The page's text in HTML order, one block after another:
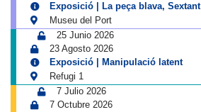
Exposició | La peça blava, Sextant
Museu del Port
25 Junio 2026
23 Agosto 2026
Exposició | Manipulació latent
Refugi 1
7 Julio 2026
7 Octubre 2026